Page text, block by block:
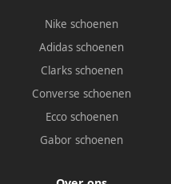
Nike schoenen
Adidas schoenen
Clarks schoenen
Converse schoenen
Ecco schoenen
Gabor schoenen